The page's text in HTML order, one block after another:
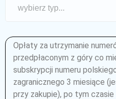
Opłaty za utrzymanie
przedpłaconym z góry co
subskrypcji numeru
zagranicznego 3 miesiące
przy zakupie), po tym